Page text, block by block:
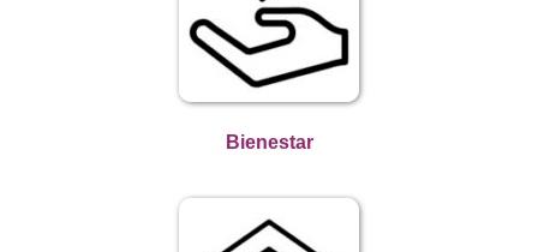
Bienestar